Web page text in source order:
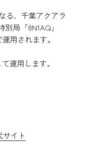
る、千葉アクアラ
局「8N1AQ」
用されます。
運用します。
イト